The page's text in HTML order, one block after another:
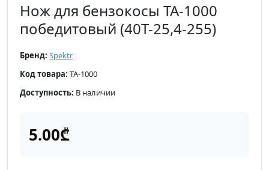
Нож для бензокосы TA-1000
победитовый (40T-25,4-255)
Бренд: Spektr
Код товара: TA-1000
Доступность: В наличии
5.00₾